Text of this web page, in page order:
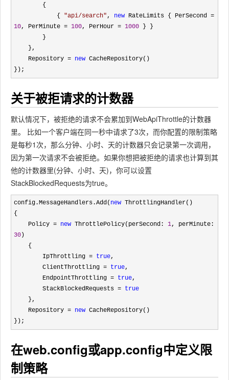
            {
"api/search", new
10, PerMinute = 100, PerHour = 1000 } }
    Repository
= new CacheRepository()
});
关于被拒请求的计数器
默认情况下，被拒绝的请求不会累加到WebApiThrottle的计数器
里。 比如一个客户端在同一秒中请求了3次，而你配置的限制策略
是每秒1次，那么分钟、小时、天的计数器只会记录第一次调用，
因为第一次请求不会被拒绝。如果你想把被拒绝的请求也计算到其
他的计数器里(分钟、小时、天)，你可以设置
StackBlockedRequests为true。
config.MessageHandlers.Add( new ThrottlingHandler()
{
    Policy
= new ThrottlePolicy(perSecond: 1
30 )
        IpThrottling
= true,
        ClientThrottling
= true,
        EndpointThrottling
= true,
        StackBlockedRequests
= true
    Repository
= new CacheRepository()
});
在web.config或app.config中定义限
制策略